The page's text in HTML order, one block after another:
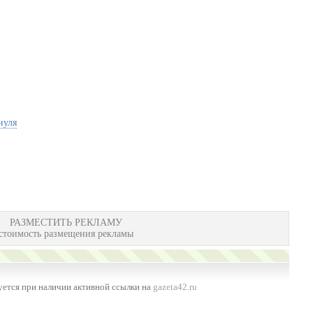
РАЗМЕСТИТЬ РЕКЛАМУ
размещения рекламы
при наличии активной ссылки на gazeta42.ru